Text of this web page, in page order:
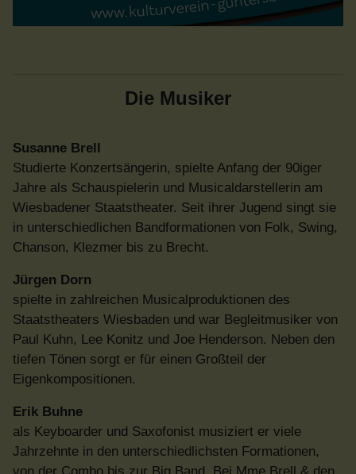
Die Musiker
Susanne Brell
Studierte Konzertsängerin, spielte Anfang der 90iger
Jahre als Schauspielerin und Musicaldarstellerin am
Wiesbadener Staatstheater. Seit ihrer Jugend singt sie
in unterschiedlichen Bandformationen von Folk, Swing,
Chanson, Klezmer bis zu Brecht.
Jürgen Dorn
spielte in zahlreichen Musicalproduktionen des
Staatstheaters Wiesbaden und war Begleitmusiker von
Paul Kuhn, Lee Konitz und Joe Henderson. Neben den
tiefen Tönen sorgt er für einen Großteil der
Eigenkompositionen.
Erik Buhne
als Keyboarder und Saxofonist musiziert er viele
Jahrzehnte in den unterschiedlichsten Formationen,